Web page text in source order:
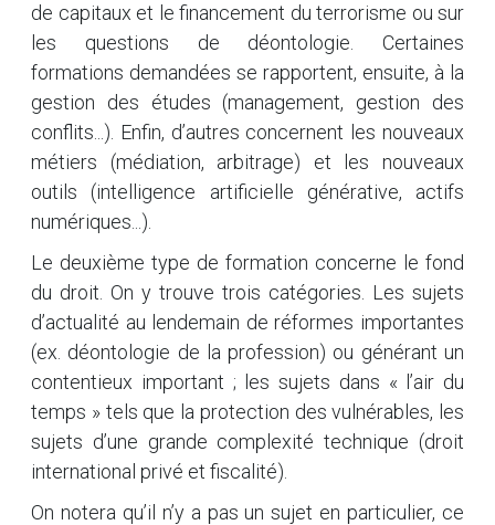
de capitaux et le financement du terrorisme ou sur
les questions de déontologie. Certaines
formations demandées se rapportent, ensuite, à la
gestion des études (management, gestion des
conflits...). Enfin, d’autres concernent les nouveaux
métiers (médiation, arbitrage) et les nouveaux
outils (intelligence artificielle générative, actifs
numériques...).
Le deuxième type de formation concerne le fond
du droit. On y trouve trois catégories. Les sujets
d’actualité au lendemain de réformes importantes
(ex. déontologie de la profession) ou générant un
contentieux important ; les sujets dans « l’air du
temps » tels que la protection des vulnérables, les
sujets d’une grande complexité technique (droit
international privé et fiscalité).
On notera qu’il n’y a pas un sujet en particulier, ce